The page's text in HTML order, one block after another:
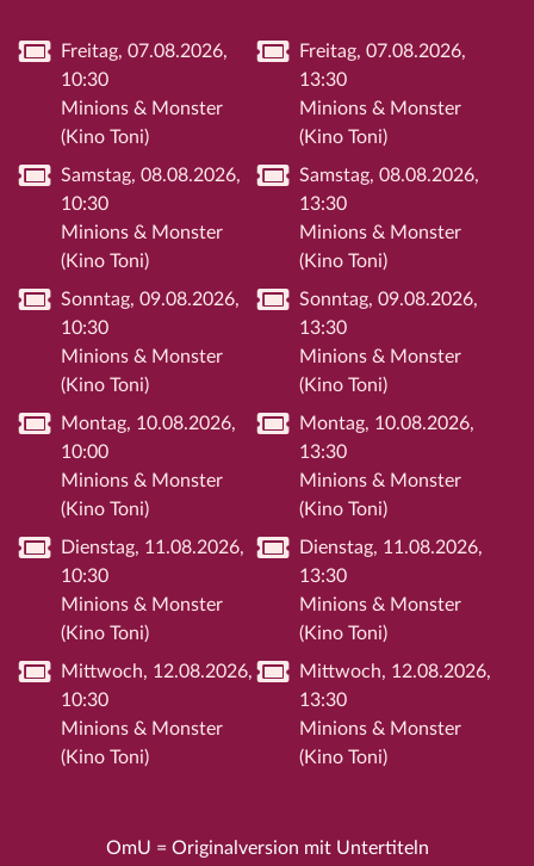
Freitag, 07.08.2026,
10:30
Minions & Monster
(Kino Toni)
Freitag, 07.08.2026,
13:30
Minions & Monster
(Kino Toni)
Samstag, 08.08.2026,
10:30
Minions & Monster
(Kino Toni)
Samstag, 08.08.2026,
13:30
Minions & Monster
(Kino Toni)
Sonntag, 09.08.2026,
10:30
Minions & Monster
(Kino Toni)
Sonntag, 09.08.2026,
13:30
Minions & Monster
(Kino Toni)
Montag, 10.08.2026,
10:00
Minions & Monster
(Kino Toni)
Montag, 10.08.2026,
13:30
Minions & Monster
(Kino Toni)
Dienstag, 11.08.2026,
10:30
Minions & Monster
(Kino Toni)
Dienstag, 11.08.2026,
13:30
Minions & Monster
(Kino Toni)
Mittwoch, 12.08.2026,
10:30
Minions & Monster
(Kino Toni)
Mittwoch, 12.08.2026,
13:30
Minions & Monster
(Kino Toni)
OmU = Originalversion mit Untertiteln